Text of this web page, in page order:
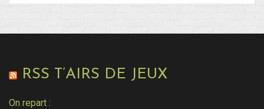
RSS T’AIRS DE JEUX
On repart :